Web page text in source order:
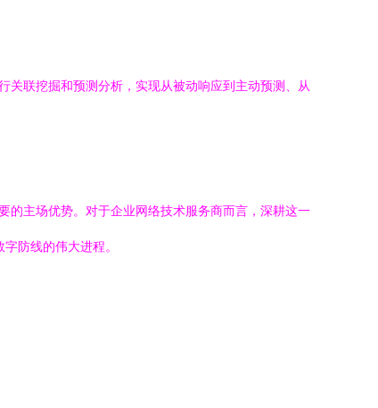
关联挖掘和预测分析，实现从被动响应到主动预测、从
的主场优势。对于企业网络技术服务商而言，深耕这一
防线的伟大进程。